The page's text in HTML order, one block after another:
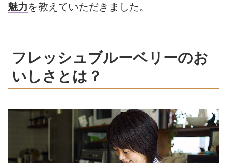
魅力を教えていただきました。
フレッシュブルーベリーのお
いしさとは？